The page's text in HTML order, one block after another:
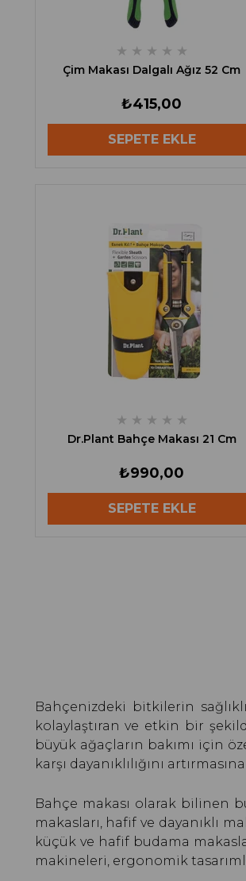
★ ★ ★ ★ ★
Çim Makası Dalgalı Ağız 52 Cm
₺415,00
SEPETE EKLE
★ ★ ★ ★ ★
Dr.Plant Bahçe Makası 21 Cm
₺990,00
SEPETE EKLE
Bahçenizdeki bitkilerin
kolaylaştıran ve etkin bir
büyük ağaçların bakımı için
karşı dayanıklılığını
Bahçe makası olarak bilinen
makasları, hafif ve dayanıklı
küçük ve hafif budama
makineleri, ergonomik